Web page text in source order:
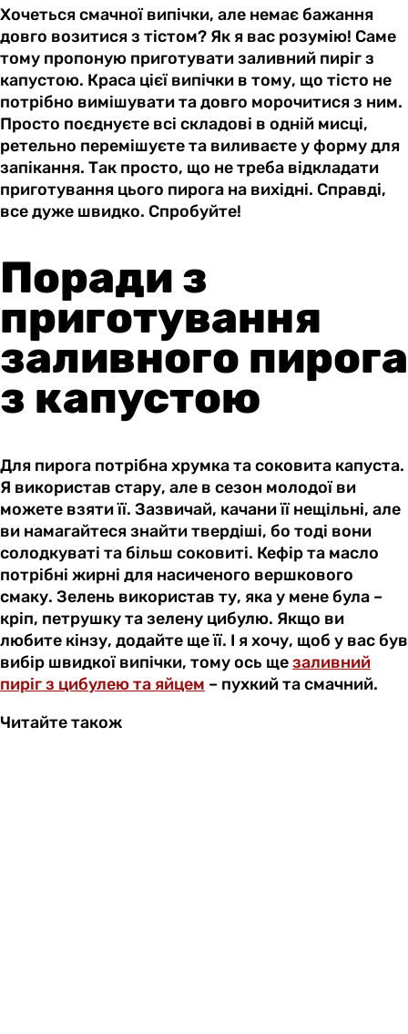
Хочеться смачної випічки, але немає бажання
довго возитися з тістом? Як я вас розумію! Саме
тому пропоную приготувати заливний пиріг з
капустою. Краса цієї випічки в тому, що тісто не
потрібно вимішувати та довго морочитися з ним.
Просто поєднуєте всі складові в одній мисці,
ретельно перемішуєте та виливаєте у форму для
запікання. Так просто, що не треба відкладати
приготування цього пирога на вихідні. Справді,
все дуже швидко. Спробуйте!
Поради з
приготування
заливного пирога
з капустою
Для пирога потрібна хрумка та соковита капуста.
Я використав стару, але в сезон молодої ви
можете взяти її. Зазвичай, качани її нещільні, але
ви намагайтеся знайти твердіші, бо тоді вони
солодкуваті та більш соковиті. Кефір та масло
потрібні жирні для насиченого вершкового
смаку. Зелень використав ту, яка у мене була –
кріп, петрушку та зелену цибулю. Якщо ви
любите кінзу, додайте ще її. І я хочу, щоб у вас був
вибір швидкої випічки, тому ось щезаливний
пиріг з цибулею та яйцем – пухкий та смачний.
Читайте також